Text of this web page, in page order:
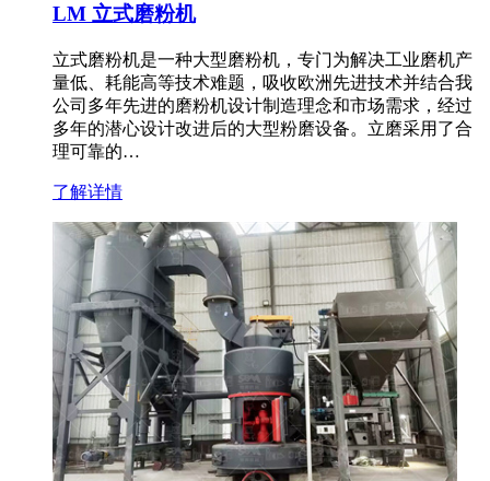
LM 立式磨粉机
立式磨粉机是一种大型磨粉机，专门为解决工业磨机产
量低、耗能高等技术难题，吸收欧洲先进技术并结合我
公司多年先进的磨粉机设计制造理念和市场需求，经过
多年的潜心设计改进后的大型粉磨设备。立磨采用了合
理可靠的…
了解详情